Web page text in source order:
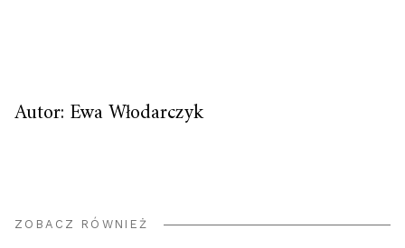
Autor: Ewa Włodarczyk
ZOBACZ RÓWNIEŻ